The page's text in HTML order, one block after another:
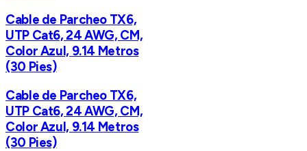
Cable de Parcheo TX6,
UTP Cat6, 24 AWG, CM,
Color Azul, 9.14 Metros
(30 Pies)
Cable de Parcheo TX6,
UTP Cat6, 24 AWG, CM,
Color Azul, 9.14 Metros
(30 Pies)